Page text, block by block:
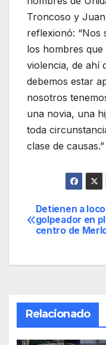
Troncoso y
reflexionó: “Nos
los hombres
violencia, de ahí
debemos estar
nosotros
una novia, una
toda
clase de causas.”
de
entradas
Detienen a loco
golpeador en
centro de
Relacionado